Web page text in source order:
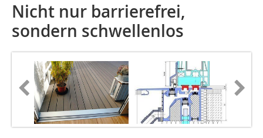
Nicht nur barrierefrei,
sondern schwellenlos